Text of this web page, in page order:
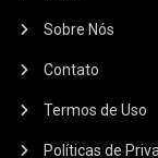
Sobre Nós
Contato
Termos de Uso
Políticas de